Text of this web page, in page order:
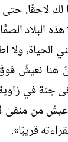
لاحقًا. حتى
البلاد
الحياة،
نعيشُ فوقَ
جثة في
من
قريبًا».